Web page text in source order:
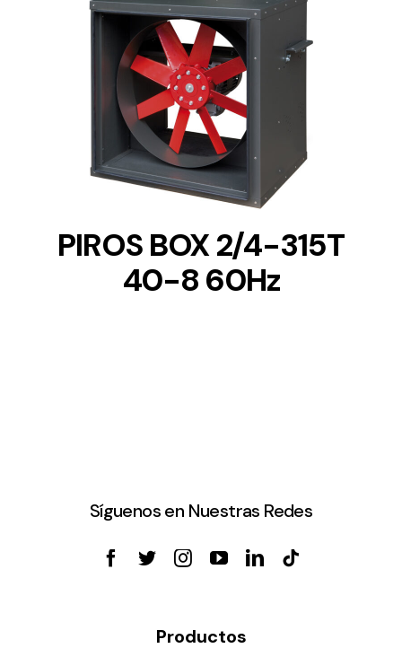
DETAILS
PIROS BOX 2/4-315T
40-8 60Hz
Síguenos en Nuestras Redes
Productos